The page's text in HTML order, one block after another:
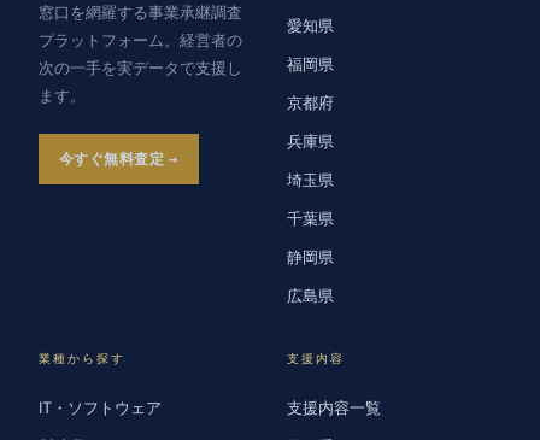
窓口を網羅する事業承継調査
プラットフォーム。経営者の
次の一手を実データで支援し
ます。
今すぐ無料査定
愛知県
福岡県
京都府
兵庫県
埼玉県
千葉県
静岡県
広島県
業種から探す
IT・ソフトウェア
支援内容
支援内容一覧